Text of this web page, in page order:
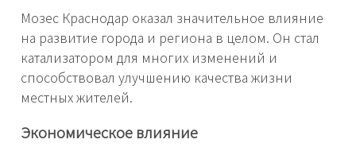
Мозес Краснодар оказал значительное влияние
на развитие города и региона в целом. Он стал
катализатором для многих изменений и
способствовал улучшению качества жизни
местных жителей.
Экономическое влияние